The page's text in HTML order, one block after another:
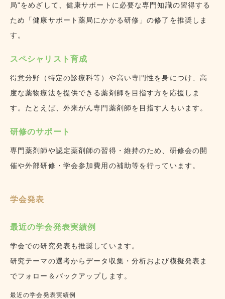
局"をめざして、健康サポートに必要な専門知識の習得する
ため「健康サポート薬局にかかる研修」の修了を推奨しま
す。
スペシャリスト育成
得意分野（特定の診療科等）や高い専門性を身につけ、高
度な薬物療法を提供できる薬剤師を目指す方を応援しま
す。たとえば、外来がん専門薬剤師を目指す人もいます。
研修のサポート
専門薬剤師や認定薬剤師の習得・維持のため、研修会の開
催や外部研修・学会参加費用の補助等を行っています。
学会発表
最近の学会発表実績例
学会での研究発表も推奨しています。
研究テーマの選考からデータ収集・分析および模擬発表ま
でフォロー＆バックアップします。
最近の学会発表実績例